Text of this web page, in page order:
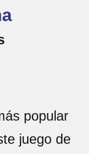
popular
juego de